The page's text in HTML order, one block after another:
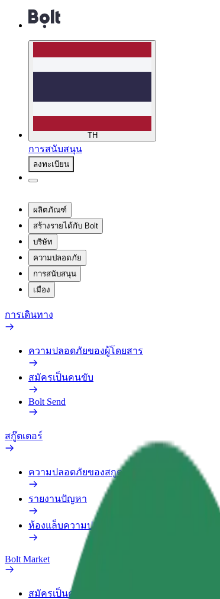
TH
การสนับสนุน
ลงทะเบียน
ผลิตภัณฑ์
สร้างรายได้กับ Bolt
บริษัท
ความปลอดภัย
การสนับสนุน
เมือง
การเดินทาง
ความปลอดภัยของผู้โดยสาร
สมัครเป็นคนขับ
Bolt Send
สกู๊ตเตอร์
ความปลอดภัยของสกูตเตอร์
รายงานปัญหา
ห้องแล็บความปลอดภัย
Bolt Market
สมัครเป็นคนส่งของ